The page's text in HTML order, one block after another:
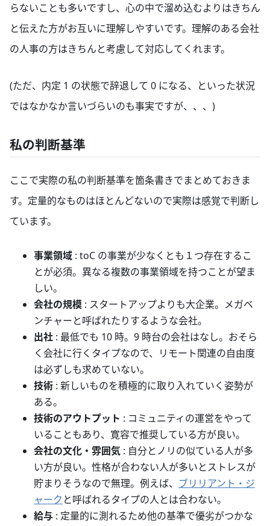
らないことも多いですし、心の中で溜め込むよりはきちん
と伝えた方がお互いに理解しやすいです。理解のある会社
の人事の方はきちんと考慮して対応してくれます。
(ただ、内定 1 の状態で辞退して 0 になる、といった状況
ではなかなか言いづらいのも事実ですが、、、)
私の判断基準
ここで実際の私の判断基準を箇条書きでまとめておきま
す。定量的なものはほとんどないので実際は感覚で判断し
ています。
事業領域 : toC の事業が少なくとも１つ存在するこ
とが必須。異なる複数の事業領域を持つことが望ま
しい。
会社の規模 : スタートアップよりも大企業。メガベ
ンチャーと呼ばれたりするような会社。
出社 : 最低でも 10 時。9 時台の会社はなし。おそら
く会社に行くタイプなので、リモート関連の自由度
は必ずしも求めていない。
技術 : 新しいものを積極的に取り入れていく姿勢が
ある。
技術のアウトプット : コミュニティの運営をやって
いることもあり、寛容で推奨している方が良い。
会社の文化・雰囲気 : 自分とノリの似ている人が多
い方が良い。性格が合わない人が多いとストレスが
貯まりそうなので無理。例えば、 ブリリアント・ジ
ャーク と呼ばれるタイプの人とは合わない。
給与 : 定量的に測れるため他の基準で優劣がつかな